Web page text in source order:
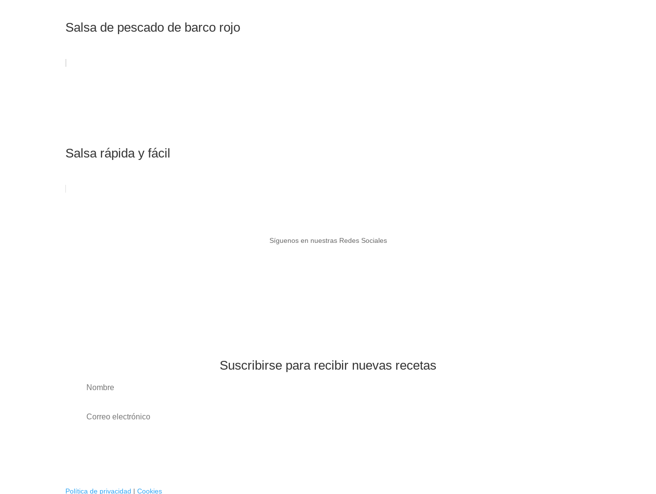
Salsa de pescado de barco rojo
Salsa rápida y fácil
Síguenos en nuestras Redes Sociales
Suscribirse para recibir nuevas recetas
Política de privacidad |Cookies